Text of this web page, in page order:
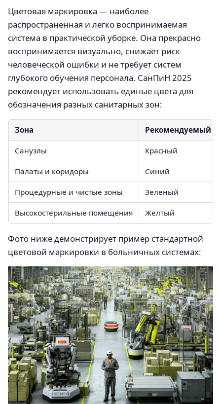
Цветовая маркировка — наиболее
распространенная и легко воспринимаемая
система в практической уборке. Она прекрасно
воспринимается визуально, снижает риск
человеческой ошибки и не требует систем
глубокого обучения персонала. СанПиН 2025
рекомендует использовать единые цвета для
обозначения разных санитарных зон:
Зона Рекомендуемый
Санузлы Красный
Палаты и коридоры Синий
Процедурные и чистые зоны Зеленый
Высокостерильные помещения Желтый
Фото ниже демонстрирует пример стандартной
цветовой маркировки в больничных системах: